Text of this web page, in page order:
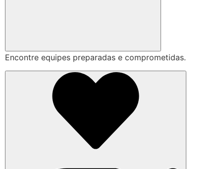
Encontre equipes preparadas e comprometidas.